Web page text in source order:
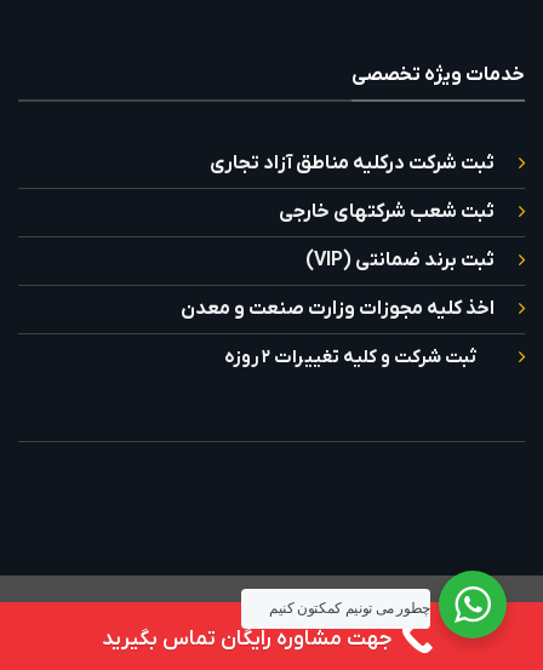
خدمات ویژه تخصصی
ثبت شرکت درکلیه مناطق آزاد تجاری
ثبت شعب شرکتهای خارجی
ثبت برند ضمانتی (VIP)
اخذ کلیه مجوزات وزارت صنعت و معدن
ثبت شرکت و کلیه تغییرات ۲ روزه
سلب مسئولیت سیاست حفظ حریم خصوصی شرایط و ضوابط تماس با ما
طراحی و توسعه آرش آراد
چطور می تونيم کمکتون کنيم
جهت مشاوره رايگان تماس بگيريد